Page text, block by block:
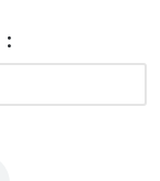
：